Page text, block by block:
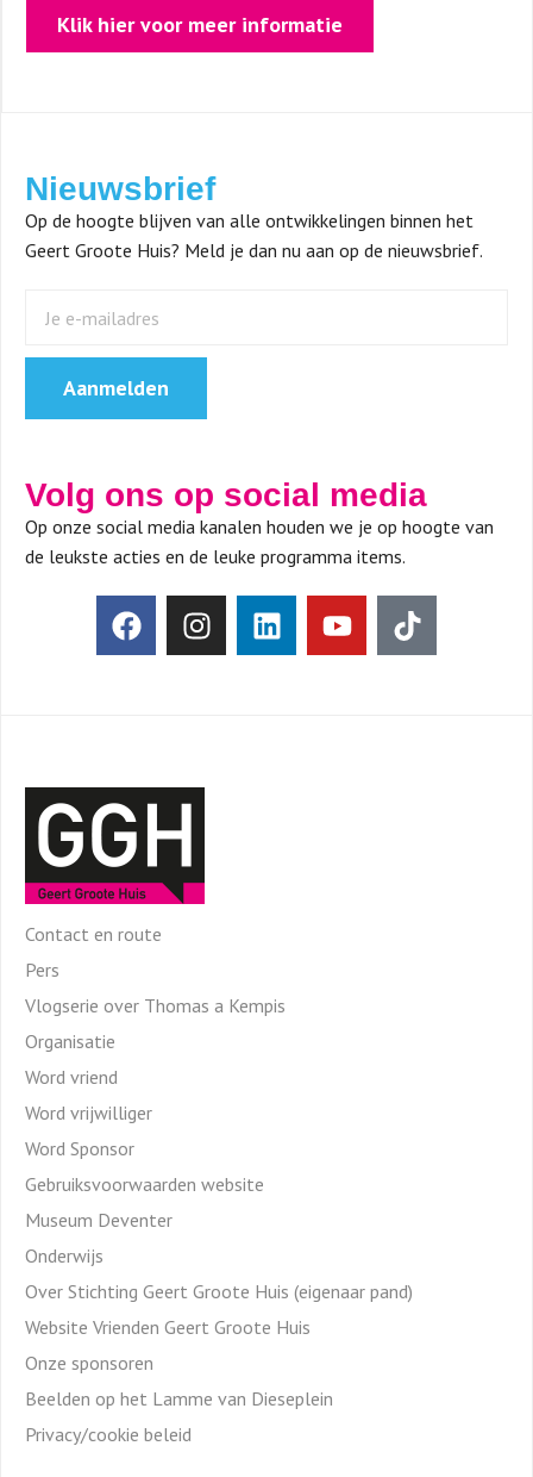
Klik hier voor meer informatie
Nieuwsbrief
Op de hoogte blijven van alle ontwikkelingen binnen het
Geert Groote Huis? Meld je dan nu aan op de nieuwsbrief.
Aanmelden
Volg ons op social media
Op onze social media kanalen houden we je op hoogte van
de leukste acties en de leuke programma items.
Contact en route
Pers
Vlogserie over Thomas a Kempis
Organisatie
Word vriend
Word vrijwilliger
Word Sponsor
Gebruiksvoorwaarden website
Museum Deventer
Onderwijs
Over Stichting Geert Groote Huis (eigenaar pand)
Website Vrienden Geert Groote Huis
Onze sponsoren
Beelden op het Lamme van Dieseplein
Privacy/cookie beleid